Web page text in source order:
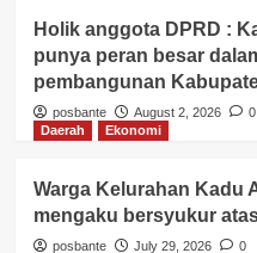
Holik anggota DPRD :
punya peran besar
pembangunan
posbante August 2, 2026
0
Daerah
Ekonomi
Warga Kelurahan Kadu
mengaku bersyukur
posbante July 29, 2026 0